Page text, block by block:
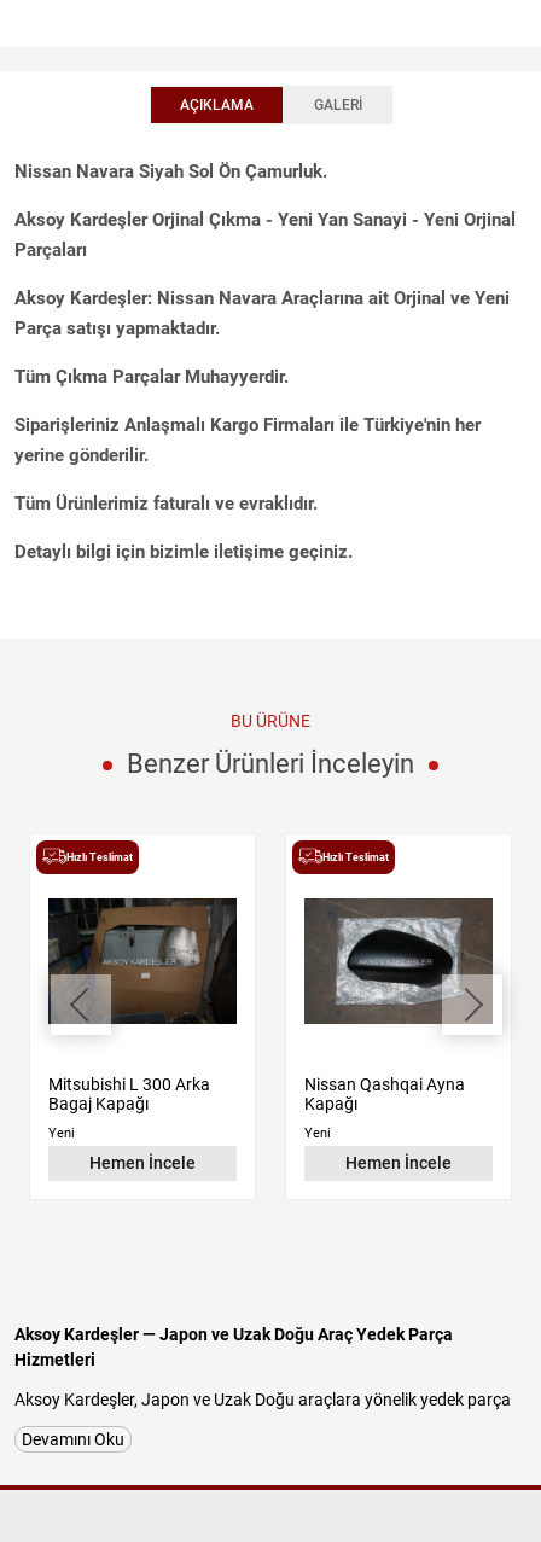
AÇIKLAMA GALERI
Nissan Navara Siyah Sol Ön Çamurluk.
Aksoy Kardeşler Orjinal Çıkma - Yeni Yan Sanayi - Yeni Orjinal
Parçaları
Aksoy Kardeşler: Nissan Navara Araçlarına ait Orjinal ve Yeni
Parça satışı yapmaktadır.
Tüm Çıkma Parçalar Muhayyerdir.
Siparişleriniz Anlaşmalı Kargo Firmaları ile Türkiye'nin her
yerine gönderilir.
Tüm Ürünlerimiz faturalı ve evraklıdır.
Detaylı bilgi için bizimle iletişime geçiniz.
BU ÜRÜNE
Benzer Ürünleri İnceleyin
Hızlı Teslimat
Mitsubishi L 300 Arka
Bagaj Kapağı
Yeni
Hemen İncele
Hızlı Teslimat
Nissan Qashqai Ayna
Kapağı
Yeni
Hemen İncele
Aksoy Kardeşler — Japon ve Uzak Doğu Araç Yedek Parça
Hizmetleri
Aksoy Kardeşler, Japon ve Uzak Doğu araçlara yönelik yedek parça
tedariğinde uzun yıllara dayanan tecrübesiyle güvenilir ve
profesyonel hizmet sunan köklü bir firmadır. İstanbul Başakşehir
Devamını Oku